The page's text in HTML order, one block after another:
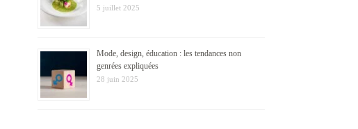
5 juillet 2025
Mode, design, éducation : les tendances non
genrées expliquées
28 juin 2025